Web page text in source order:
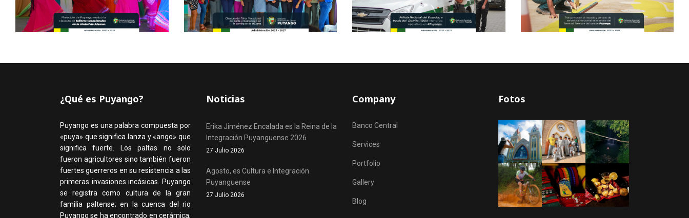
¿Qué es Puyango?
Puyango es una palabra compuesta por
«puya» que significa lanza y «ango» que
significa fuerte. Los paltas no solo
fueron agricultores sino también fueron
fuertes guerreros en su resistencia a las
primeras invasiones incásicas. Puyango
se registra como cultura de la gran
familia paltense; en la cuenca del rio
Puyango se ha encontrado en cerámica,
Noticias
Erika Jiménez Encalada es la Reina de la
Integración Puyanguense 2026
27 Julio 2026
Agosto, es Cultura e Integración
Puyanguense
27 Julio 2026
Company
Banco Central
Services
Portfolio
Gallery
Blog
Fotos